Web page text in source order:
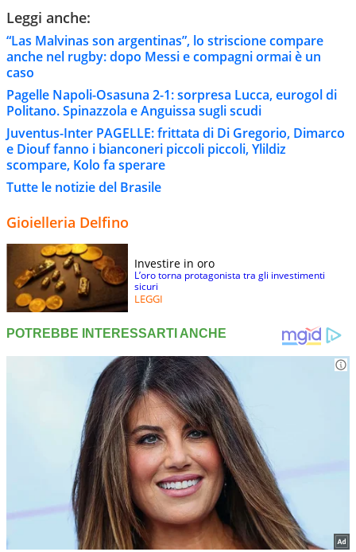
Leggi anche:
“Las Malvinas son argentinas”, lo striscione compare
anche nel rugby: dopo Messi e compagni ormai è un
caso
Pagelle Napoli-Osasuna 2-1: sorpresa Lucca, eurogol di
Politano. Spinazzola e Anguissa sugli scudi
Juventus-Inter PAGELLE: frittata di Di Gregorio, Dimarco
e Diouf fanno i bianconeri piccoli piccoli, Ylildiz
scompare, Kolo fa sperare
Tutte le notizie del Brasile
Gioielleria Delfino
Investire in oro
L’oro torna protagonista tra gli investimenti
sicuri
LEGGI